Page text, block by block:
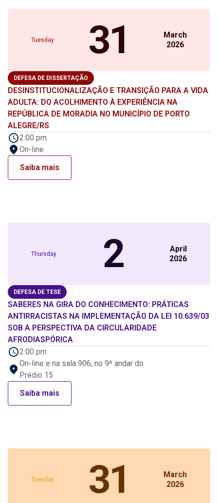
Tuesday 31
March
2026
DEFESA DE DISSERTAÇÃO
DESINSTITUCIONALIZAÇÃO E TRANSIÇÃO PARA A VIDA
ADULTA: DO ACOLHIMENTO À EXPERIÊNCIA NA
REPÚBLICA DE MORADIA NO MUNICÍPIO DE PORTO
ALEGRE/RS
2:00 pm
On-line
Saiba mais
Thursday 2
April
2026
DEFESA DE TESE
SABERES NA GIRA DO CONHECIMENTO: PRÁTICAS
ANTIRRACISTAS NA IMPLEMENTAÇÃO DA LEI 10.639/03
SOB A PERSPECTIVA DA CIRCULARIDADE
AFRODIASPÓRICA
2:00 pm
On-line e na sala 906, no 9º andar do
Prédio 15
Saiba mais
Tuesday 31
March
2026